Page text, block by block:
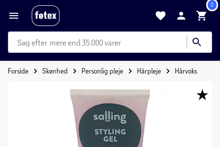
0
mere end 35.000 varer
Forside Skønhed Personlig pleje Hårpleje Hårvoks